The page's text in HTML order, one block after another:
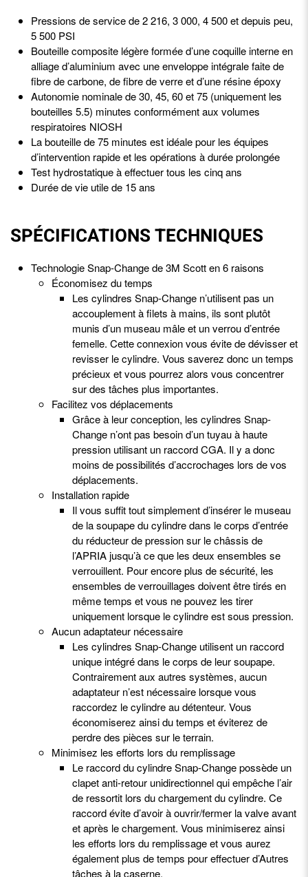
Pressions de service de 2 216, 3 000, 4 500 et depuis peu,
5 500 PSI
Bouteille composite légère formée d’une coquille interne en
alliage d’aluminium avec une enveloppe intégrale faite de
fibre de carbone, de fibre de verre et d’une résine époxy
Autonomie nominale de 30, 45, 60 et 75 (uniquement les
bouteilles 5.5) minutes conformément aux volumes
respiratoires NIOSH
La bouteille de 75 minutes est idéale pour les équipes
d’intervention rapide et les opérations à durée prolongée
Test hydrostatique à effectuer tous les cinq ans
Durée de vie utile de 15 ans
SPÉCIFICATIONS TECHNIQUES
Technologie Snap-Change de 3M Scott en 6 raisons
Économisez du temps
Les cylindres Snap-Change n’utilisent pas un
accouplement à filets à mains, ils sont plutôt
munis d’un museau mâle et un verrou d’entrée
femelle. Cette connexion vous évite de dévisser et
revisser le cylindre. Vous saverez donc un temps
précieux et vous pourrez alors vous concentrer
sur des tâches plus importantes.
Facilitez vos déplacements
Grâce à leur conception, les cylindres Snap-
Change n’ont pas besoin d’un tuyau à haute
pression utilisant un raccord CGA. Il y a donc
moins de possibilités d’accrochages lors de vos
déplacements.
Installation rapide
Il vous suffit tout simplement d’insérer le museau
de la soupape du cylindre dans le corps d’entrée
du réducteur de pression sur le châssis de
l’APRIA jusqu’à ce que les deux ensembles se
verrouillent. Pour encore plus de sécurité, les
ensembles de verrouillages doivent être tirés en
même temps et vous ne pouvez les tirer
uniquement lorsque le cylindre est sous pression.
Aucun adaptateur nécessaire
Les cylindres Snap-Change utilisent un raccord
unique intégré dans le corps de leur soupape.
Contrairement aux autres systèmes, aucun
adaptateur n’est nécessaire lorsque vous
raccordez le cylindre au détenteur. Vous
économiserez ainsi du temps et éviterez de
perdre des pièces sur le terrain.
Minimisez les efforts lors du remplissage
Le raccord du cylindre Snap-Change possède un
clapet anti-retour unidirectionnel qui empêche l’air
de ressortit lors du chargement du cylindre. Ce
raccord évite d’avoir à ouvrir/fermer la valve avant
et après le chargement. Vous minimiserez ainsi
les efforts lors du remplissage et vous aurez
également plus de temps pour effectuer d’Autres
tâches à la caserne.